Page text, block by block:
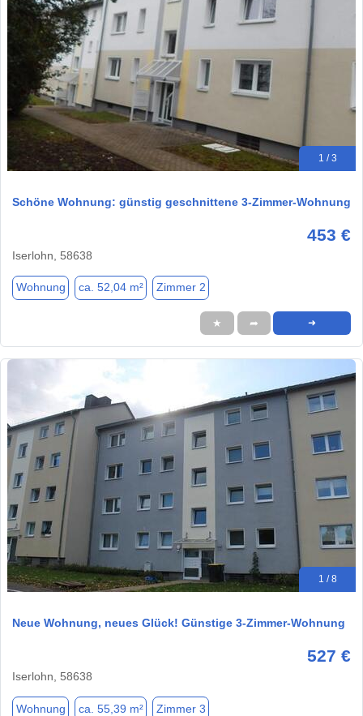
1 / 3
Schöne Wohnung: günstig geschnittene 3-Zimmer-Wohnung
453 €
Iserlohn, 58638
Wohnung ca. 52,04 m² Zimmer 2
★ ➦ ➜
1 / 8
Neue Wohnung, neues Glück! Günstige 3-Zimmer-Wohnung
527 €
Iserlohn, 58638
Wohnung ca. 55,39 m² Zimmer 3